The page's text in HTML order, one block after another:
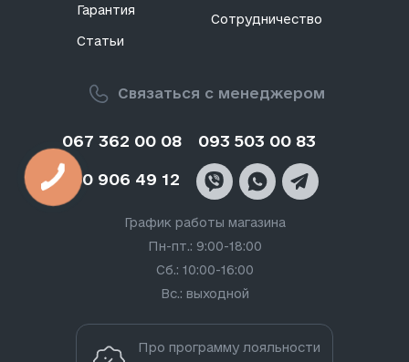
Связаться с менеджером
067 362 00 08 093 503 00 83
050 906 49 12
График работы магазина
Пн-пт.: 9:00-18:00
Сб.: 10:00-16:00
Вс.: выходной
Гарантия
Статьи
Сотрудничество
Про программу лояльности